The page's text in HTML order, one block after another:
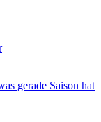
gerade Saison hat